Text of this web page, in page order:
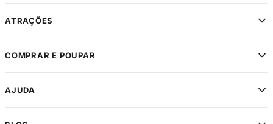
ATRAÇÕES
COMPRAR E POUPAR
AJUDA